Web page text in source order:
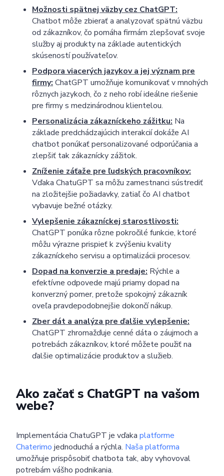
Možnosti spätnej väzby cez ChatGPT:
Chatbot môže zbierať a analyzovať spätnú väzbu
od zákazníkov, čo pomáha firmám zlepšovať svoje
služby aj produkty na základe autentických
skúseností používateľov.
Podpora viacerých jazykov a jej význam pre
firmy: ChatGPT umožňuje komunikovať v mnohých
rôznych jazykoch, čo z neho robí ideálne riešenie
pre firmy s medzinárodnou klientelou.
Personalizácia zákazníckeho zážitku: Na
základe predchádzajúcich interakcií dokáže AI
chatbot ponúkať personalizované odporúčania a
zlepšiť tak zákaznícky zážitok.
Zníženie záťaže pre ľudských pracovníkov:
Vďaka ChatuGPT sa môžu zamestnanci sústrediť
na zložitejšie požiadavky, zatiaľ čo AI chatbot
vybavuje bežné otázky.
Vylepšenie zákazníckej starostlivosti:
ChatGPT ponúka rôzne pokročilé funkcie, ktoré
môžu výrazne prispieť k zvýšeniu kvality
zákazníckeho servisu a optimalizácii procesov.
Dopad na konverzie a predaje: Rýchle a
efektívne odpovede majú priamy dopad na
konverzný pomer, pretože spokojný zákazník
oveľa pravdepodobnejšie dokončí nákup.
Zber dát a analýza pre ďalšie vylepšenie:
ChatGPT zhromažďuje cenné dáta o záujmoch a
potrebách zákazníkov, ktoré môžete použiť na
ďalšie optimalizácie produktov a služieb.
Ako začať s ChatGPT na vašom
webe?
Implementácia ChatuGPT je vďaka platforme
Chaterimo jednoduchá a rýchla. Naša platforma
umožňuje prispôsobiť chatbota tak, aby vyhovoval
potrebám vášho podnikania.
ChatGPT pro webové stránky Články Ceník
Powered by chaterimo